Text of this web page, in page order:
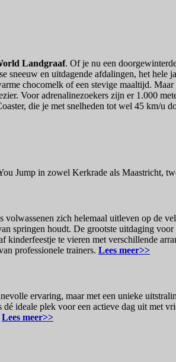
Landgraaf. Of je nu een
sneeuw en uitdagende afdalingen, het
chocomelk of een stevige maaltijd.
Voor adrenalinezoekers zijn er 1.000
die je met snelheden tot wel 45 km/u
Jump in zowel Kerkrade als Maastricht,
zich helemaal uitleven op de
springen houdt. De grootste uitdaging
te vieren met verschillende
professionele trainers. Lees meer>>
ervaring, maar met een unieke
ideale plek voor een actieve dag uit met
Lees meer>>